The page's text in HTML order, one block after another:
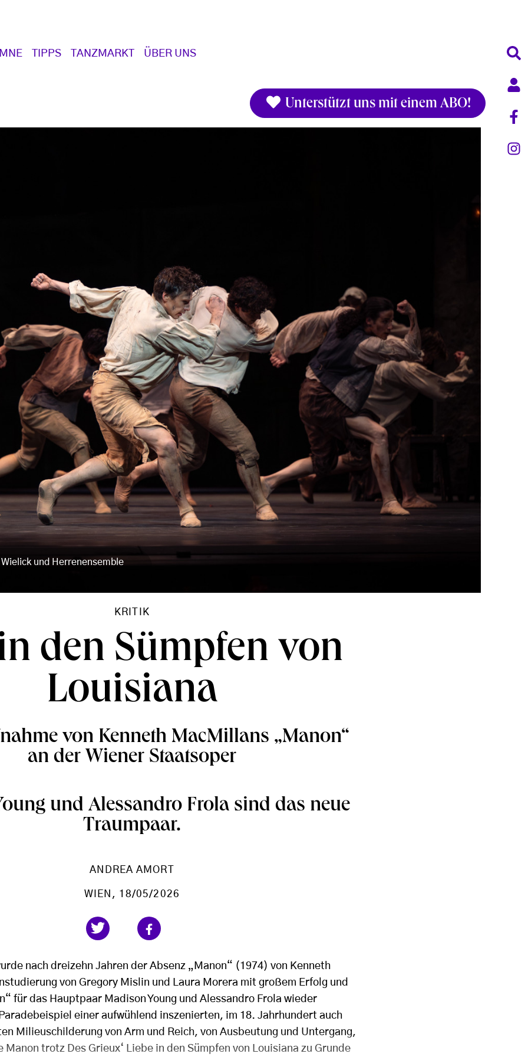
TIPPS TANZMARKT ÜBER UNS
Unterstützt uns mit einem ABO!
und Herrenensemble
KRITIK
den Sümpfen von
Louisiana
von Kenneth MacMillans „Manon“
an der Wiener Staatsoper
und Alessandro Frola sind das neue
Traumpaar.
ANDREA AMORT
WIEN , 18/05/2026
nach dreizehn Jahren der Absenz „Manon“ (1974) von Kenneth
von Gregory Mislin und Laura Morera mit großem Erfolg und
für das Hauptpaar Madison Young und Alessandro Frola wieder
einer aufwühlend inszenierten, im 18. Jahrhundert auch
Milieuschilderung von Arm und Reich, von Ausbeutung und Untergang,
trotz Des Grieux‘ Liebe in den Sümpfen von Louisiana zu Grunde